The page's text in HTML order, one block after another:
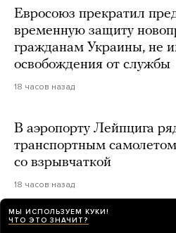
Евросоюз прекратил
временную защиту
гражданам Украины, не
освобождения от службы
18 часов назад
В аэропорту Лейпцига
транспортным
со взрывчаткой
18 часов назад
МЫ ИСПОЛЬЗУЕМ КУКИ!
ЧТО ЭТО ЗНАЧИТ?